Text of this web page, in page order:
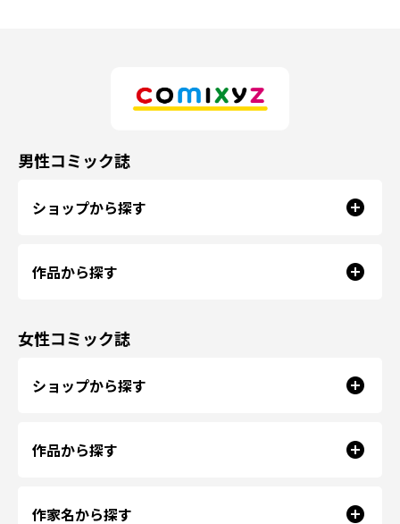
男性コミック誌
ショップから探す
作品から探す
女性コミック誌
ショップから探す
作品から探す
作家名から探す